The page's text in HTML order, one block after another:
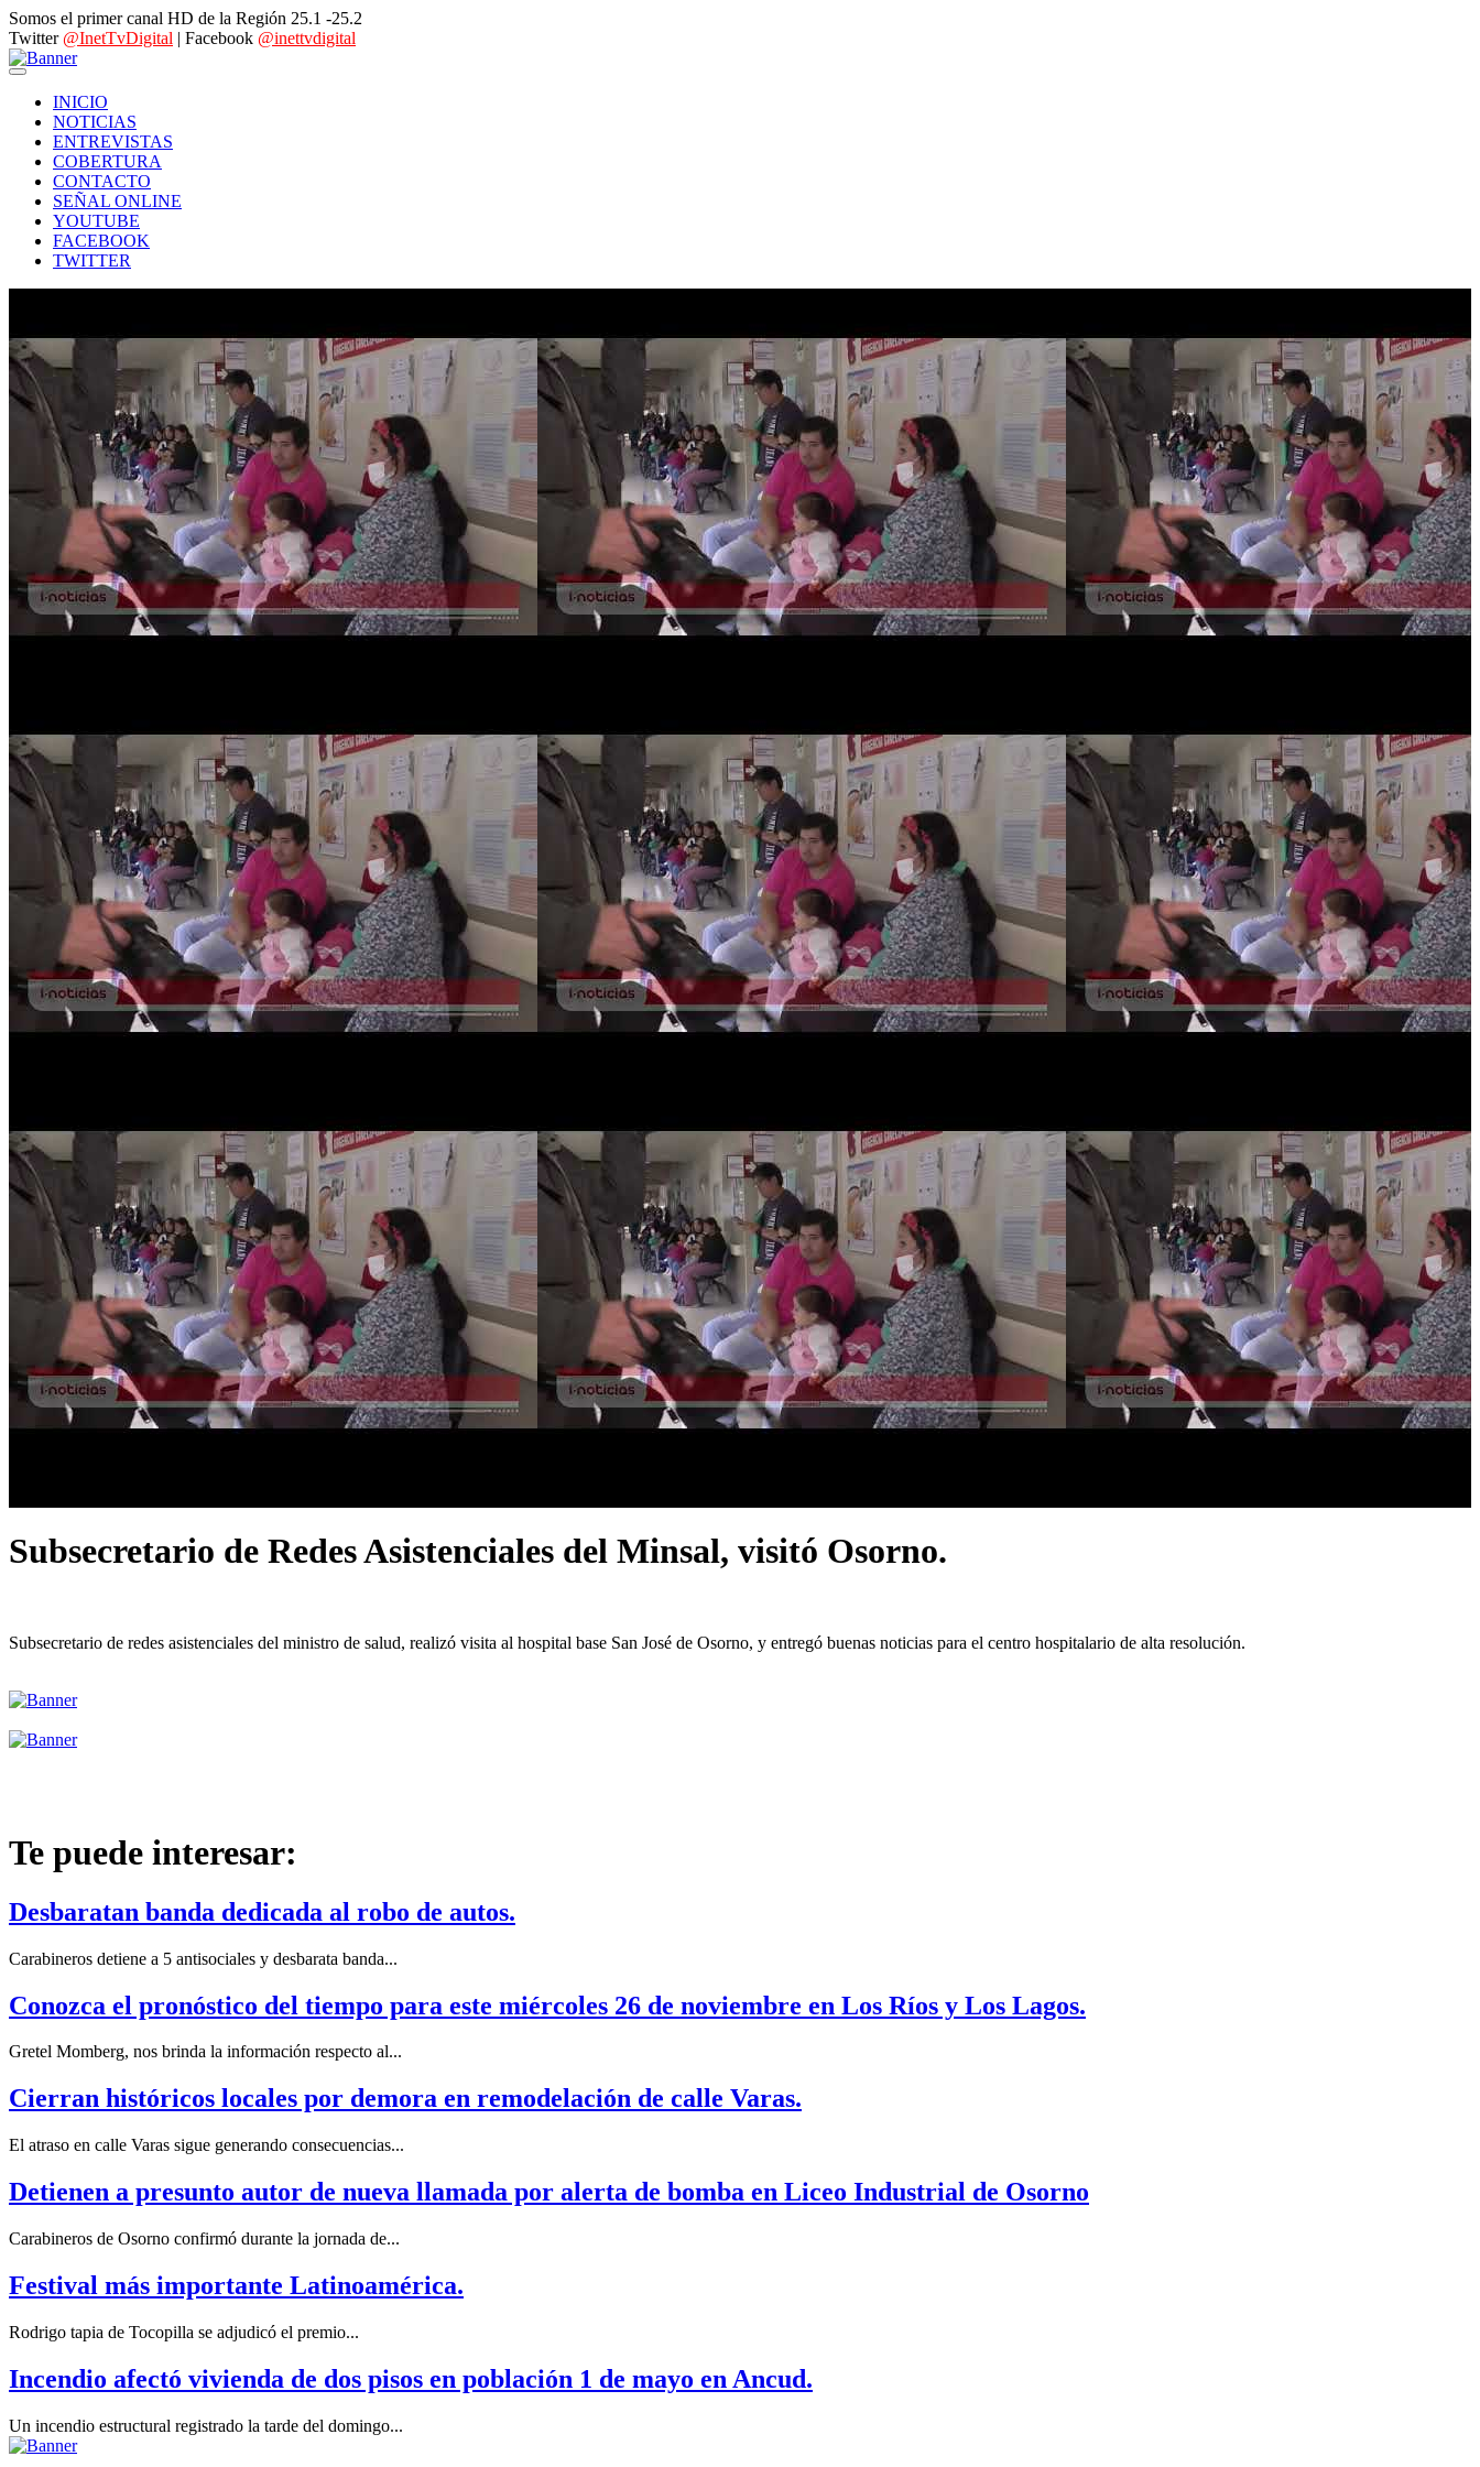
Somos el primer canal HD de la Región 25.1 -25.2
Twitter @InetTvDigital | Facebook @inettvdigital
INICIO
NOTICIAS
ENTREVISTAS
COBERTURA
CONTACTO
SEÑAL ONLINE
YOUTUBE
FACEBOOK
TWITTER
Subsecretario de Redes Asistenciales del Minsal, visitó Osorno.
Subsecretario de redes asistenciales del ministro de salud, realizó visita al hospital base San José de Osorno, y entregó buenas noticias para el centro hospitalario de alta resolución.
Te puede interesar:
Desbaratan banda dedicada al robo de autos.
Carabineros detiene a 5 antisociales y desbarata banda...
Conozca el pronóstico del tiempo para este miércoles 26 de noviembre en Los Ríos y Los Lagos.
Gretel Momberg, nos brinda la información respecto al...
Cierran históricos locales por demora en remodelación de calle Varas.
El atraso en calle Varas sigue generando consecuencias...
Detienen a presunto autor de nueva llamada por alerta de bomba en Liceo Industrial de Osorno
Carabineros de Osorno confirmó durante la jornada de...
Festival más importante Latinoamérica.
Rodrigo tapia de Tocopilla se adjudicó el premio...
Incendio afectó vivienda de dos pisos en población 1 de mayo en Ancud.
Un incendio estructural registrado la tarde del domingo...